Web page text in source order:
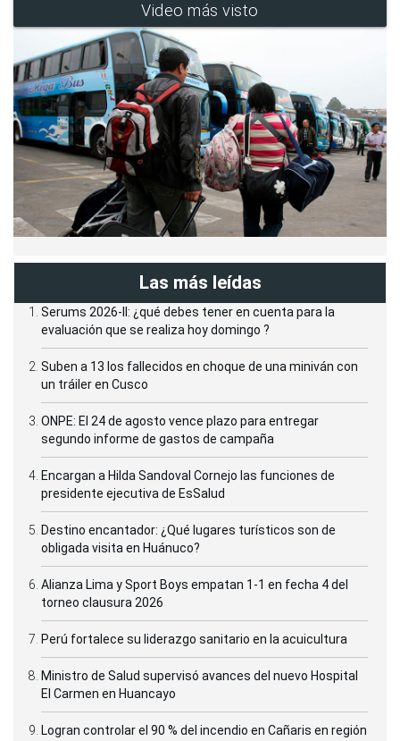
Video más visto
Las más leídas
Serums 2026-II: ¿qué debes tener en cuenta para la
evaluación que se realiza hoy domingo ?
Suben a 13 los fallecidos en choque de una miniván con
un tráiler en Cusco
ONPE: El 24 de agosto vence plazo para entregar
segundo informe de gastos de campaña
Encargan a Hilda Sandoval Cornejo las funciones de
presidente ejecutiva de EsSalud
Destino encantador: ¿Qué lugares turísticos son de
obligada visita en Huánuco?
Alianza Lima y Sport Boys empatan 1-1 en fecha 4 del
torneo clausura 2026
Perú fortalece su liderazgo sanitario en la acuicultura
Ministro de Salud supervisó avances del nuevo Hospital
El Carmen en Huancayo
Logran controlar el 90 % del incendio en Cañaris en región